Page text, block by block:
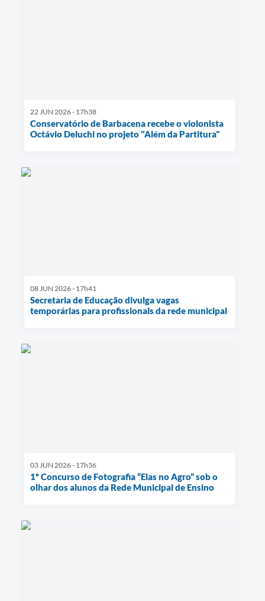
22 JUN 2026 - 17h38
Conservatório de Barbacena recebe o violonista
Octávio Deluchi no projeto "Além da Partitura"
08 JUN 2026 - 17h41
Secretaria de Educação divulga vagas
temporárias para profissionais da rede municipal
03 JUN 2026 - 17h36
1º Concurso de Fotografia “Elas no Agro” sob o
olhar dos alunos da Rede Municipal de Ensino